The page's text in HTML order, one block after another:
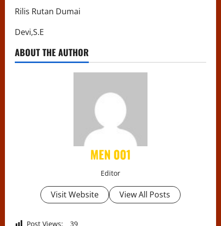
Rilis Rutan Dumai
Devi,S.E
ABOUT THE AUTHOR
MEN 001
Editor
Visit Website View All Posts
Post Views: 39